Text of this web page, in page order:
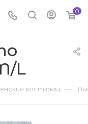
0
L
костюмы —